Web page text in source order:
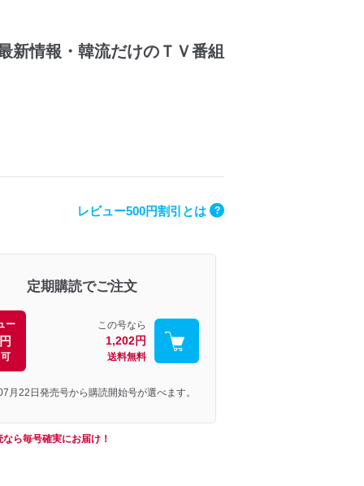
新情報・韓流だけのＴＶ番組
レビュー500円割引とは ?
定期購読でご注文
ー この号なら
1,202円
送料無料
月22日発売号から購読開始号が選べます。
なら毎号確実にお届け！